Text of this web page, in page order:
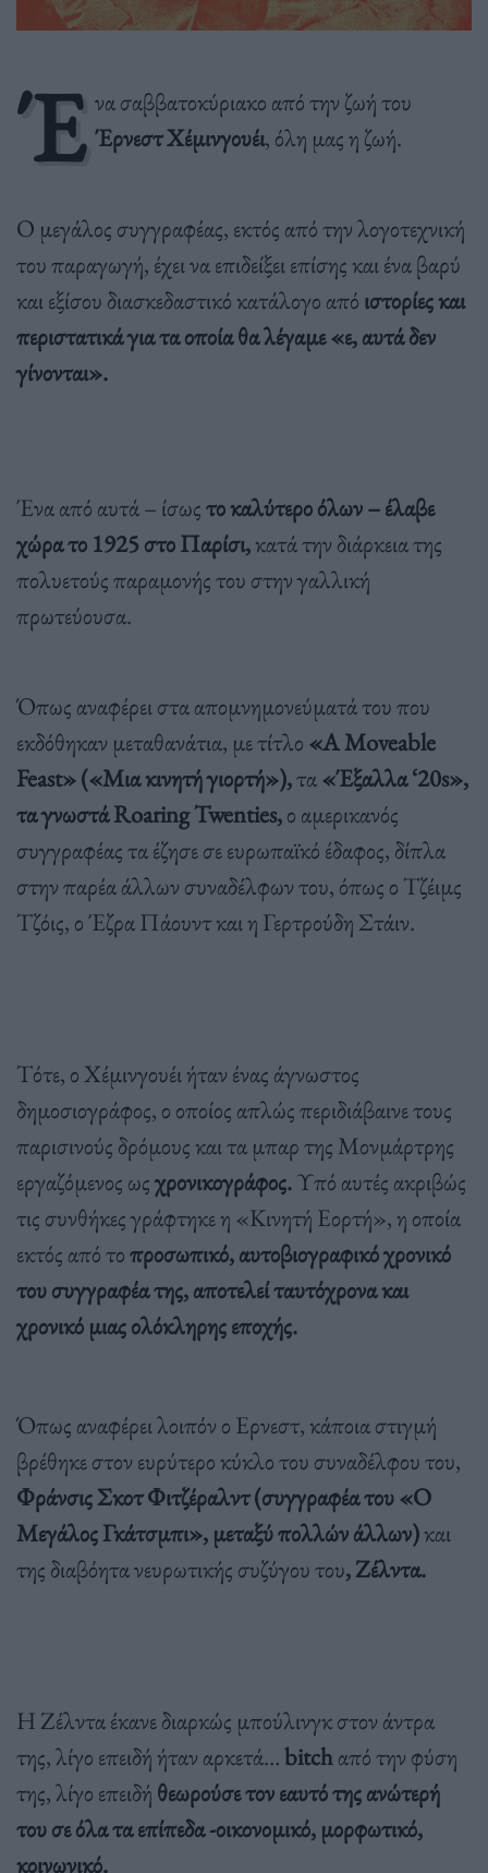
Έ να σαββατοκύριακο από την ζωή του
Έρνεστ Χέμινγουέι, όλη μας η ζωή.
Ο μεγάλος συγγραφέας, εκτός από την λογοτεχνική
του παραγωγή, έχει να επιδείξει επίσης και ένα βαρύ
και εξίσου διασκεδαστικό κατάλογο από ιστορίες και
περιστατικά για τα οποία θα λέγαμε «ε, αυτά δεν
γίνονται».
Ένα από αυτά – ίσωςτο καλύτερο όλων – έλαβε
χώρα το 1925 στο Παρίσι,κατά την διάρκεια της
πολυετούς παραμονής του στην γαλλική
πρωτεύουσα.
Όπως αναφέρει στα απομνημονεύματά του που
εκδόθηκαν μεταθανάτια, με τίτλο «A Moveable
Feast» («Μια κινητή γιορτή»),τα«Έξαλλα ‘20s»,
τα γνωστά Roaring Twenties,ο αμερικανός
συγγραφέας τα έζησε σε ευρωπαϊκό έδαφος, δίπλα
στην παρέα άλλων συναδέλφων του, όπως ο Τζέιμς
Τζόις, ο Έζρα Πάουντ και η Γερτρούδη Στάιν.
Τότε, ο Χέμινγουέι ήταν ένας άγνωστος
δημοσιογράφος, ο οποίος απλώς περιδιάβαινε τους
παρισινούς δρόμους και τα μπαρ της Μονμάρτρης
εργαζόμενος ωςχρονικογράφος.Υπό αυτές ακριβώς
τις συνθήκες γράφτηκε η «Κινητή Εορτή», η οποία
εκτός από τοπροσωπικό, αυτοβιογραφικό χρονικό
του συγγραφέα της, αποτελεί ταυτόχρονα και
χρονικό μιας ολόκληρης εποχής.
Όπως αναφέρει λοιπόν ο Ερνεστ, κάποια στιγμή
βρέθηκε στον ευρύτερο κύκλο του συναδέλφου του,
Φράνσις Σκοτ Φιτζέραλντ (συγγραφέα του «Ο
Μεγάλος Γκάτσμπι», μεταξύ πολλών άλλων)και
της διαβόητα νευρωτικής συζύγου του, Ζέλντα.
Η Ζέλντα έκανε διαρκώς μπούλινγκ στον άντρα
της, λίγο επειδή ήταν αρκετά… bitchαπό την φύση
της, λίγο επειδή θεωρούσε τον εαυτό της ανώτερή
του σε όλα τα επίπεδα -οικονομικό, μορφωτικό,
κοινωνικό.